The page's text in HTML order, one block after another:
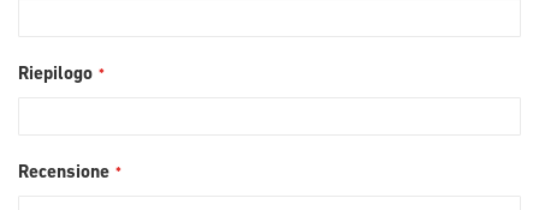
Riepilogo
Recensione